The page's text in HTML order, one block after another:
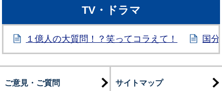
TV・ドラマ
１億人の大質問！？笑ってコラえて！ 国
ご意見・ご質問 サイトマップ